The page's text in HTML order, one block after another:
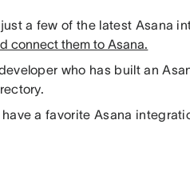
a few of the latest Asana
connect them to Asana.
who has built an
a favorite Asana